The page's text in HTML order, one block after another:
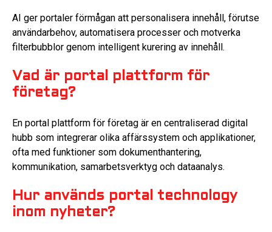
AI ger portaler förmågan att personalisera innehåll, förutse
användarbehov, automatisera processer och motverka
filterbubblor genom intelligent kurering av innehåll.
Vad är portal plattform för
företag?
En portal plattform för företag är en centraliserad digital
hubb som integrerar olika affärssystem och applikationer,
ofta med funktioner som dokumenthantering,
kommunikation, samarbetsverktyg och dataanalys.
Hur används portal technology
inom nyheter?